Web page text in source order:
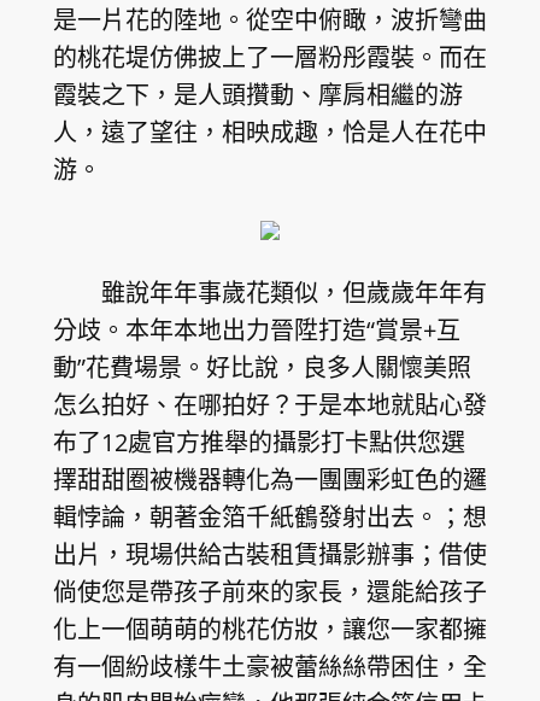
是一片花的陸地。從空中俯瞰，波折彎曲
的桃花堤仿佛披上了一層粉彤霞裝。而在
霞裝之下，是人頭攢動、摩肩相繼的游
人，遠了望往，相映成趣，恰是人在花中
游。
雖說年年事歲花類似，但歲歲年年有
分歧。本年本地出力晉陞打造“賞景+互
動”花費場景。好比說，良多人關懷美照
怎么拍好、在哪拍好？于是本地就貼心發
布了12處官方推舉的攝影打卡點供您選
擇甜甜圈被機器轉化為一團團彩虹色的邏
輯悖論，朝著金箔千紙鶴發射出去。；想
出片，現場供給古裝租賃攝影辦事；借使
倘使您是帶孩子前來的家長，還能給孩子
化上一個萌萌的桃花仿妝，讓您一家都擁
有一個紛歧樣牛土豪被蕾絲絲帶困住，全